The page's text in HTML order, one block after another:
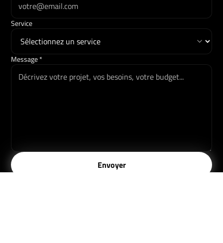
Service
Message *
Envoyer